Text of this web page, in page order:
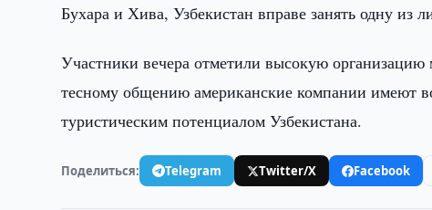
Бухара и Хива, Узбекистан вправе занять одну
Участники вечера отметили высокую организацию
тесному общению американские компании имеют
туристическим потенциалом Узбекистана.
Поделиться: Telegram Twitter/X Facebook